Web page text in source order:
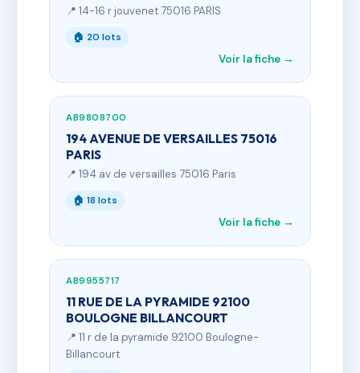
📍 14-16 r jouvenet 75016 PARIS
🏠 20 lots
Voir la fiche →
AB9808700
194 AVENUE DE VERSAILLES 75016
PARIS
📍 194 av de versailles 75016 Paris
🏠 18 lots
Voir la fiche →
AB9955717
11 RUE DE LA PYRAMIDE 92100
BOULOGNE BILLANCOURT
📍 11 r de la pyramide 92100 Boulogne-
Billancourt